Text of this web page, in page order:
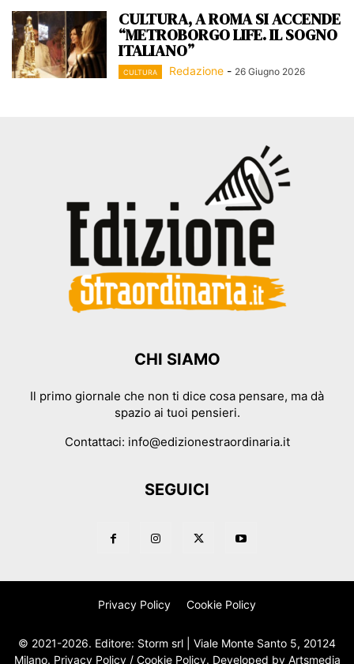
CULTURA, A ROMA SI ACCENDE
“METROBORGO LIFE. IL SOGNO
ITALIANO”
CULTURA Redazione - 26 Giugno 2026
CHI SIAMO
Il primo giornale che non ti dice cosa pensare, ma dà
spazio ai tuoi pensieri.
Contattaci: info@edizionestraordinaria.it
SEGUICI
Privacy Policy Cookie Policy
© 2021-2026. Editore: Storm srl | Viale Monte Santo 5, 20124
Milano. Privacy Policy/ Cookie Policy. Developed by Artsmedia